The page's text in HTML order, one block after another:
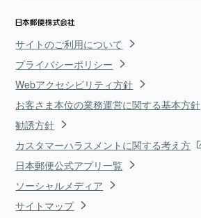
サイトのご利用について
プライバシーポリシー
Webアクセシビリティ方針
お客さま本位の業務運営に関する基本方針
勧誘方針
カスタマーハラスメントに関する考え方
日本郵便公式アプリ一覧
ソーシャルメディア
サイトマップ